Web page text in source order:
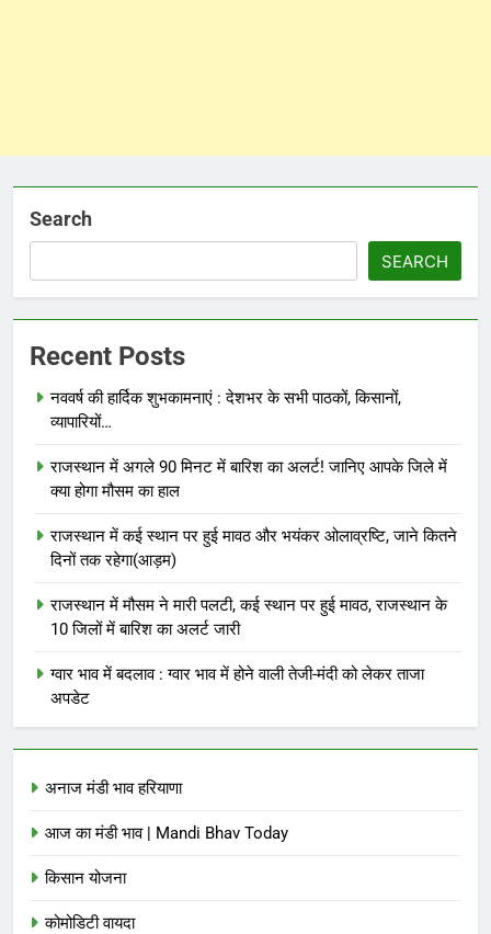
Search
SEARCH
Recent Posts
नववर्ष की हार्दिक शुभकामनाएं : देशभर के सभी पाठकों, किसानों,
व्यापारियों…
राजस्थान में अगले 90 मिनट में बारिश का अलर्ट! जानिए आपके जिले में
क्या होगा मौसम का हाल
राजस्थान में कई स्थान पर हुई मावठ और भयंकर ओलाव्रष्टि, जाने कितने
दिनों तक रहेगा(आड़म)
राजस्थान में मौसम ने मारी पलटी, कई स्थान पर हुई मावठ, राजस्थान के
10 जिलों में बारिश का अलर्ट जारी
ग्वार भाव में बदलाव : ग्वार भाव में होने वाली तेजी-मंदी को लेकर ताजा
अपडेट
अनाज मंडी भाव हरियाणा
आज का मंडी भाव | Mandi Bhav Today
किसान योजना
कोमोडिटी वायदा